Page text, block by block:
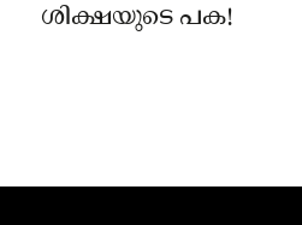
ശിക്ഷയുടെ പക!